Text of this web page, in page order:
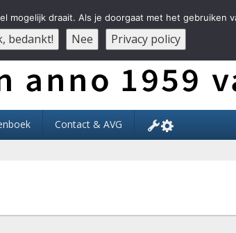
Voesbalsjong
Contact & AVG
mogelijk draait. Als je doorgaat met het gebruiken
bedankt! Nee Privacy policy